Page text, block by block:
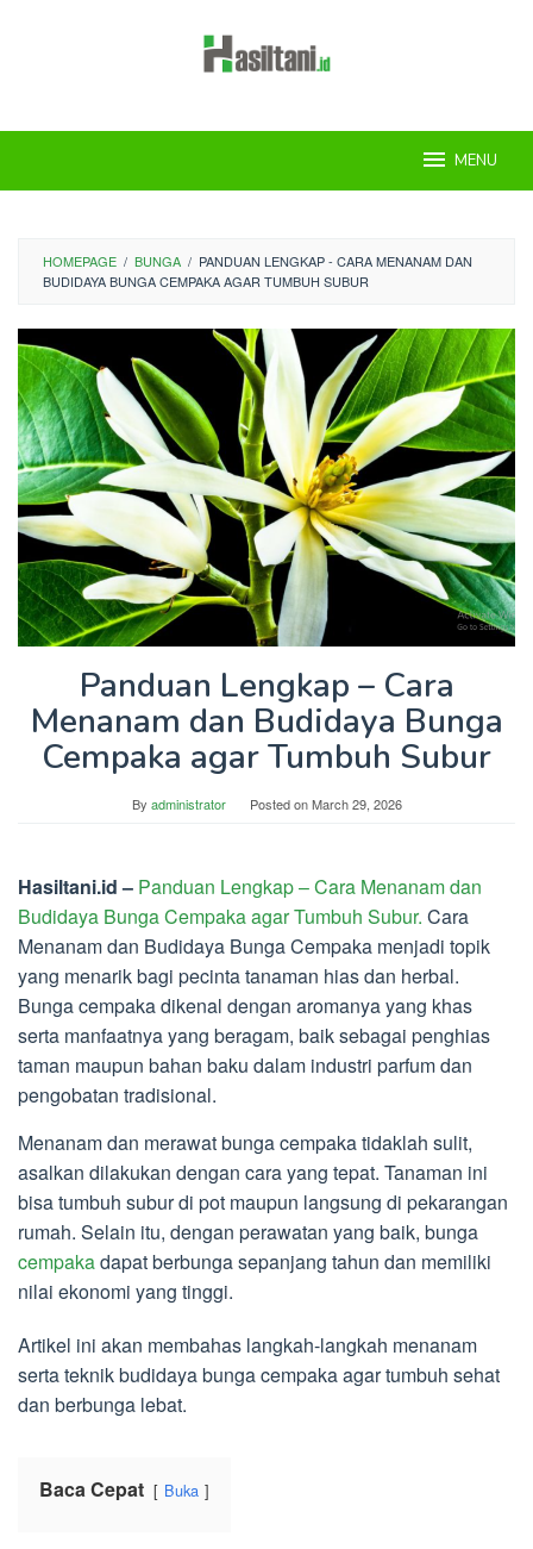
MENU
HOMEPAGE / BUNGA / PANDUAN LENGKAP - CARA MENANAM DAN
BUDIDAYA BUNGA CEMPAKA AGAR TUMBUH SUBUR
Panduan Lengkap – Cara
Menanam dan Budidaya Bunga
Cempaka agar Tumbuh Subur
By administrator Posted onMarch 29, 2026
Hasiltani.id – Panduan Lengkap – Cara Menanam dan
Budidaya Bunga Cempaka agar Tumbuh Subur. Cara
Menanam dan Budidaya Bunga Cempaka menjadi topik
yang menarik bagi pecinta tanaman hias dan herbal.
Bunga cempaka dikenal dengan aromanya yang khas
serta manfaatnya yang beragam, baik sebagai penghias
taman maupun bahan baku dalam industri parfum dan
pengobatan tradisional.
Menanam dan merawat bunga cempaka tidaklah sulit,
asalkan dilakukan dengan cara yang tepat. Tanaman ini
bisa tumbuh subur di pot maupun langsung di pekarangan
rumah. Selain itu, dengan perawatan yang baik, bunga
cempakadapat berbunga sepanjang tahun dan memiliki
nilai ekonomi yang tinggi.
Artikel ini akan membahas langkah-langkah menanam
serta teknik budidaya bunga cempaka agar tumbuh sehat
dan berbunga lebat.
Baca Cepat Buka